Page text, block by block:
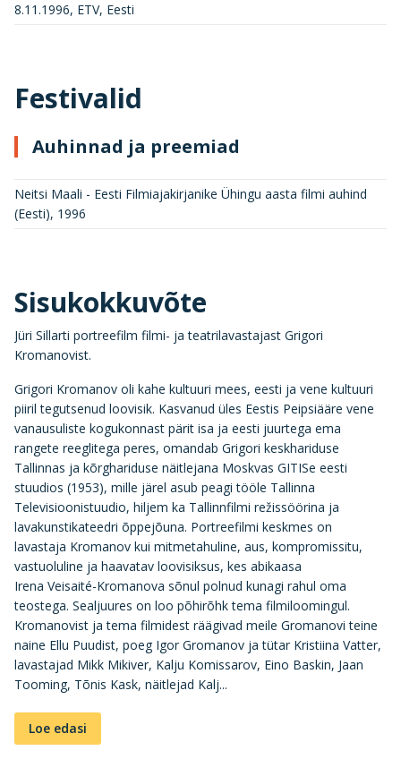
8.11.1996, ETV, Eesti
Festivalid
Auhinnad ja preemiad
Neitsi Maali - Eesti Filmiajakirjanike Ühingu aasta filmi auhind
(Eesti), 1996
Sisukokkuvõte
Jüri Sillarti portreefilm filmi- ja teatrilavastajast Grigori
Kromanovist.
Grigori Kromanov oli kahe kultuuri mees, eesti ja vene kultuuri
piiril tegutsenud loovisik. Kasvanud üles Eestis Peipsiääre vene
vanausuliste kogukonnast pärit isa ja eesti juurtega ema
rangete reeglitega peres, omandab Grigori keskhariduse
Tallinnas ja kõrghariduse näitlejana Moskvas GITISe eesti
stuudios (1953), mille järel asub peagi tööle Tallinna
Televisioonistuudio, hiljem ka Tallinnfilmi režissöörina ja
lavakunstikateedri õppejõuna. Portreefilmi keskmes on
lavastaja Kromanov kui mitmetahuline, aus, kompromissitu,
vastuoluline ja haavatav loovisiksus, kes abikaasa
Irena Veisaité-Kromanova sõnul polnud kunagi rahul oma
teostega. Sealjuures on loo põhirõhk tema filmiloomingul.
Kromanovist ja tema filmidest räägivad meile Gromanovi teine
naine Ellu Puudist, poeg Igor Gromanov ja tütar Kristiina Vatter,
lavastajad Mikk Mikiver, Kalju Komissarov, Eino Baskin, Jaan
Tooming, Tõnis Kask, näitlejad Kalj...
Loe edasi